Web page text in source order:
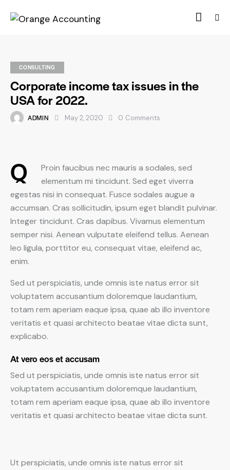
CONSULTING
Corporate income tax issues in the
USA for 2022.
ADMIN May 2, 2020 0 Comments
Q
Proin faucibus nec mauris a sodales, sed
elementum mi tincidunt. Sed eget viverra
egestas nisi in consequat. Fusce sodales augue a
accumsan. Cras sollicitudin, ipsum eget blandit pulvinar.
Integer tincidunt. Cras dapibus. Vivamus elementum
semper nisi. Aenean vulputate eleifend tellus. Aenean
leo ligula, porttitor eu, consequat vitae, eleifend ac,
enim.
Sed ut perspiciatis, unde omnis iste natus error sit
voluptatem accusantium doloremque laudantium,
totam rem aperiam eaque ipsa, quae ab illo inventore
veritatis et quasi architecto beatae vitae dicta sunt,
explicabo.
At vero eos et accusam
Sed ut perspiciatis, unde omnis iste natus error sit
voluptatem accusantium doloremque laudantium,
totam rem aperiam eaque ipsa, quae ab illo inventore
veritatis et quasi architecto beatae vitae dicta sunt.
Ut perspiciatis, unde omnis iste natus error sit